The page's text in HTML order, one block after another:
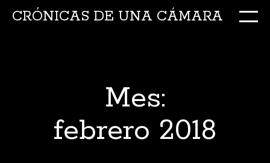
CRÓNICAS DE UNA CÁMARA
Mes:
febrero 2018